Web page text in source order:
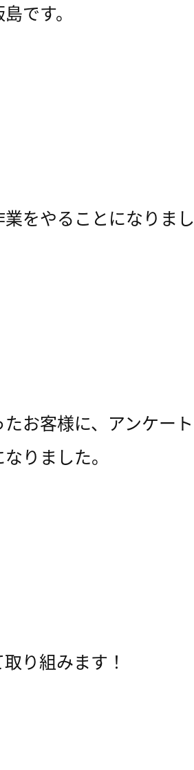
です。
をやることになりまし
お客様に、アンケー
りました。
り組みます！